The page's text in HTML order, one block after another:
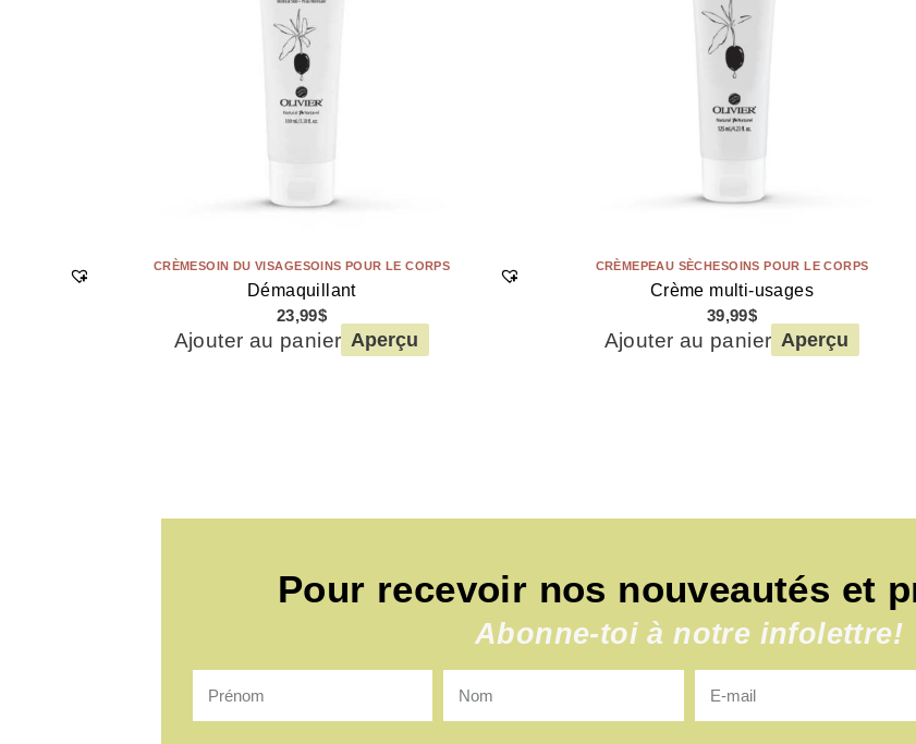
CRÈMESOIN DU VISAGESOINS POUR LE CORPS
Démaquillant
23,99$
Ajouter au panier Aperçu
CRÈMEPEAU SÈCHESOINS POUR LE CORPS
Crème multi-usages
39,99$
Ajouter au panier Aperçu
Pour recevoir nos nouveautés et
Abonne-toi à notre infolettre!